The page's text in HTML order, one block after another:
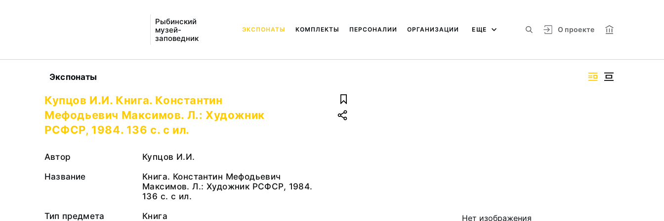
Рыбинский
музей-
заповедник
О проекте
ЭКСПОНАТЫ КОМПЛЕКТЫ ПЕРСОНАЛИИ ОРГАНИЗАЦИИ ЕЩЕ
Экспонаты
Нет изображения
Купцов И.И. Книга. Константин
Мефодьевич Максимов. Л.: Художник
РСФСР, 1984. 136 с. с ил.
Автор
Купцов И.И.
Название
Книга. Константин Мефодьевич
Максимов. Л.: Художник РСФСР, 1984.
136 с. с ил.
Тип предмета
Книга